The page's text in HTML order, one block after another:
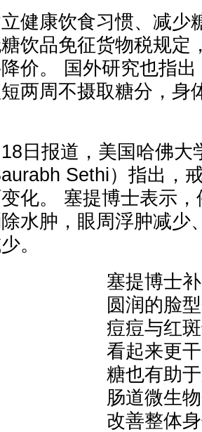
健康饮食习惯、减少
饮品免征货物税规定
价。 国外研究也指
两周不摄取糖分，身
18日报道，美国哈佛
Sethi）指出，
化。 塞提博士表示
水肿，眼周浮肿减少
。
塞提博士
圆润的脸
痘痘与红
看起来更
糖也有助
肠道微生
改善整体